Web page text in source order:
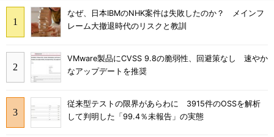
なぜ、日本IBMのNHK案件は失敗したのか？ メインフ
レーム大撤退時代のリスクと教訓
VMware製品にCVSS 9.8の脆弱性、回避策なし 速やか
なアップデートを推奨
従来型テストの限界があらわに 3915件のOSSを解析
して判明した「99.4％未報告」の実態